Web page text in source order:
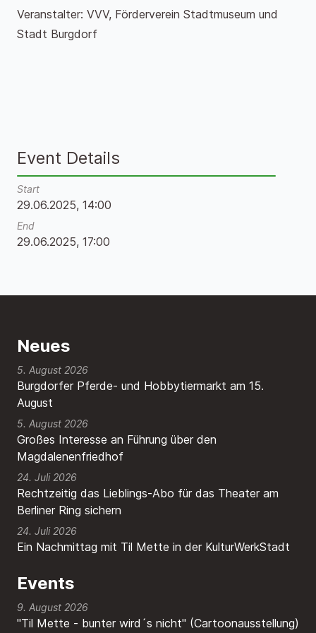
Veranstalter: VVV, Förderverein Stadtmuseum und
Stadt Burgdorf
Event Details
Start
29.06.2025, 14:00
End
29.06.2025, 17:00
Neues
Burgdorfer Pferde- und Hobbytiermarkt am 15.
August
5. August 2026
Großes Interesse an Führung über den
Magdalenenfriedhof
5. August 2026
Rechtzeitig das Lieblings-Abo für das Theater am
Berliner Ring sichern
24. Juli 2026
Ein Nachmittag mit Til Mette in der KulturWerkStadt
24. Juli 2026
Events
9. August 2026
"Til Mette - bunter wird´s nicht" (Cartoonausstellung)